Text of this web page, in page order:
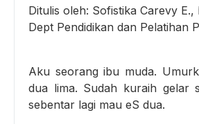
Ditulis oleh: Sofistika Carevy E.,
Dept Pendidikan dan Pelatihan
Aku seorang ibu muda.
dua lima. Sudah kuraih gelar
sebentar lagi mau eS dua.